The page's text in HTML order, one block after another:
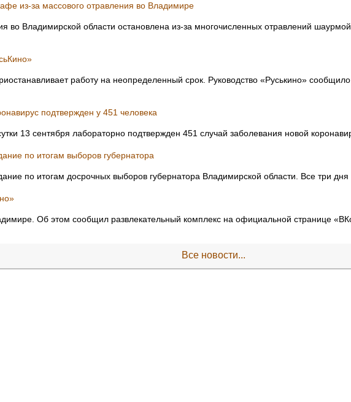
из-за массового отравления во Владимире
во Владимирской области остановлена из-за многочисленных отравлений
работу на неопределенный срок. Руководство «Руськино»
подтвержден у 451 человека
13 сентября лабораторно подтвержден 451 случай заболевания новой
по итогам выборов губернатора
по итогам досрочных выборов губернатора Владимирской области. Все три
Об этом сообщил развлекательный комплекс на официальной странице
Все новости...